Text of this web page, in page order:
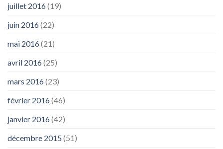
juillet 2016(19)
juin 2016(22)
mai 2016(21)
avril 2016(25)
mars 2016(23)
février 2016(46)
janvier 2016(42)
décembre 2015 (51)